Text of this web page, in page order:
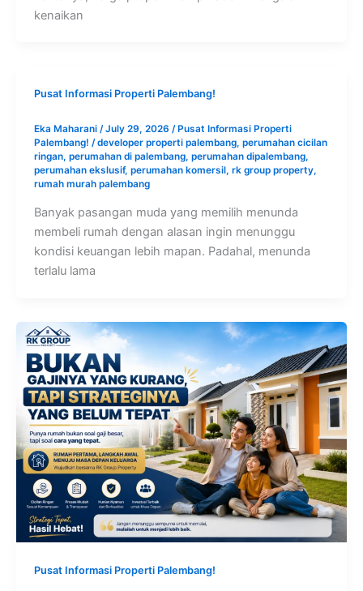
kenaikan
Pusat Informasi Properti Palembang!
Eka Maharani /July 29, 2026 / Pusat Informasi Properti
Palembang! /developer properti palembang, perumahan cicilan
ringan, perumahan di palembang, perumahan dipalembang,
perumahan ekslusif, perumahan komersil, rk group property,
rumah murah palembang
Banyak pasangan muda yang memilih menunda
membeli rumah dengan alasan ingin menunggu
kondisi keuangan lebih mapan. Padahal, menunda
terlalu lama
Pusat Informasi Properti Palembang!